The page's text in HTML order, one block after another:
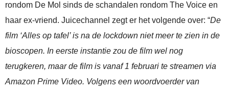
rondom De Mol sinds de schandalen rondom The Voice en
haar ex-vriend. Juicechannel zegt er het volgende over: “De
film ‘Alles op tafel’ is na de lockdown niet meer te zien in de
bioscopen. In eerste instantie zou de film wel nog
terugkeren, maar de film is vanaf 1 februari te streamen via
Amazon Prime Video. Volgens een woordvoerder van